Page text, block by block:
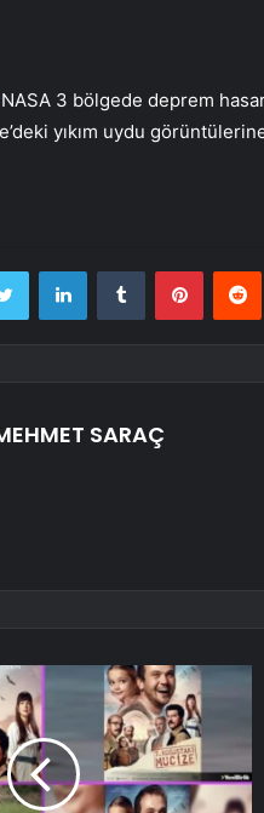
NASA 3 bölgede deprem
yıkım uydu görüntülerine
Twitter LinkedInTumblr Pinterest
SARAÇ